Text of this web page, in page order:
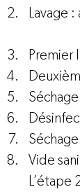
Lavage
Premier
Séchage
Séchage
Vide